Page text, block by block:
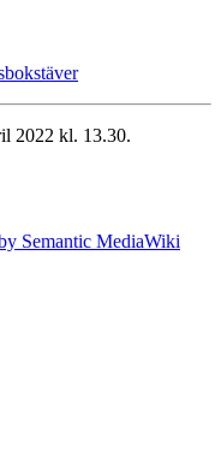
2022 kl. 13.30.
Semantic MediaWiki